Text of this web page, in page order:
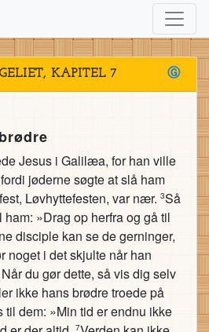
KAPITEL 7 Ⓖ
Jesus i Galilæa, for han ville
jøderne søgte at slå ham
Løvhyttefesten, var nær. 3Så
»Drag op herfra og gå til
disciple kan se de gerninger,
noget i det skjulte når han
du gør dette, så vis dig selv
ikke hans brødre troede på
til dem: »Min tid er endnu ikke
7